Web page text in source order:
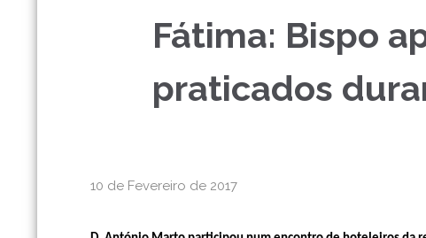
Fátima: Bispo
praticados
10 de Fevereiro de 2017